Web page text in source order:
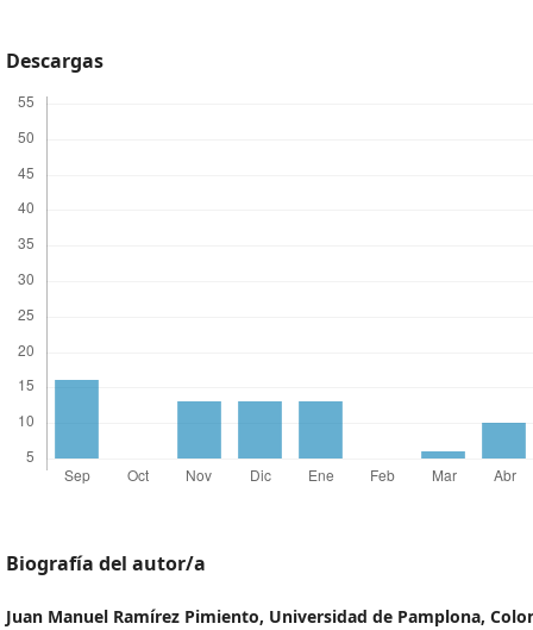
Descargas
Biografía del autor/a
Juan Manuel Ramírez Pimiento, Universidad de Pamplona,